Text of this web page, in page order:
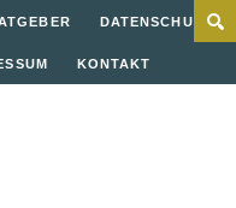
DATENSCHUTZ
KONTAKT